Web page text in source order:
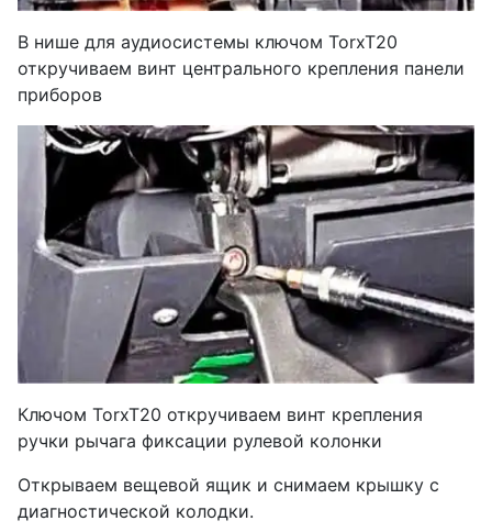
В нише для аудиосистемы ключом TorxT20
откручиваем винт центрального крепления панели
приборов
Ключом TorxT20 откручиваем винт крепления
ручки рычага фиксации рулевой колонки
Открываем вещевой ящик и снимаем крышку с
диагностической колодки.